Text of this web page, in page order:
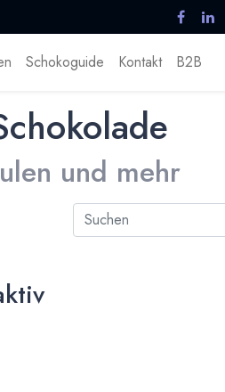
Schokoguide Kontakt B2B
und mehr